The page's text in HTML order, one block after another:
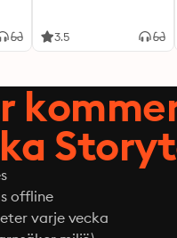
3.5
offline
varje vecka